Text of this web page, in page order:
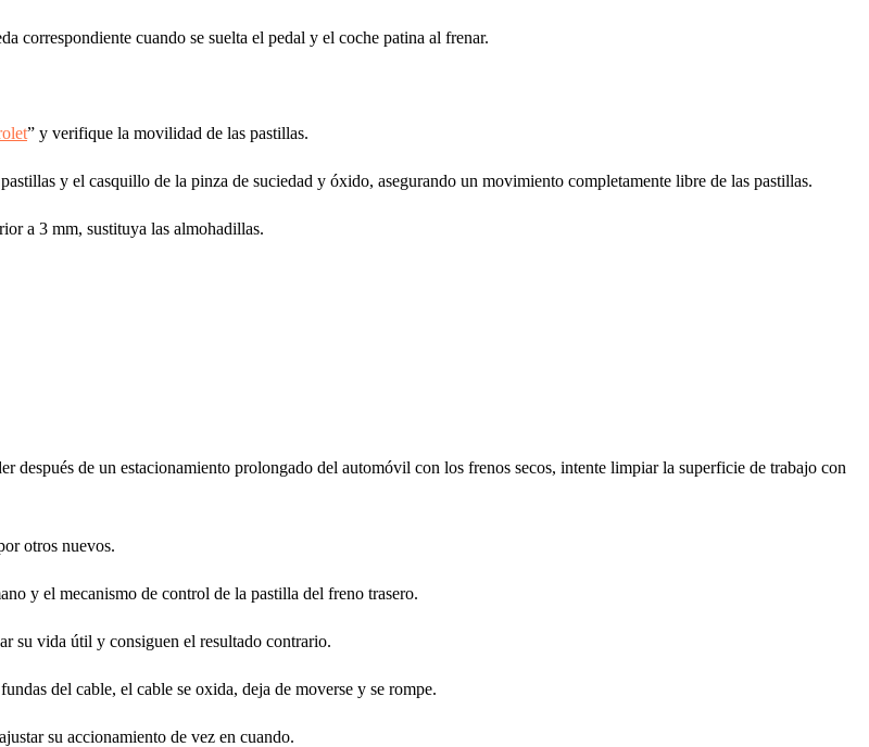
correspondiente cuando se suelta el pedal y el coche patina al frenar.
” y verifique la movilidad de las pastillas.
y el casquillo de la pinza de suciedad y óxido, asegurando un movimiento completamente libre de las pastillas.
a 3 mm, sustituya las almohadillas.
después de un estacionamiento prolongado del automóvil con los frenos secos, intente limpiar la superficie de trabajo con
otros nuevos.
y el mecanismo de control de la pastilla del freno trasero.
su vida útil y consiguen el resultado contrario.
del cable, el cable se oxida, deja de moverse y se rompe.
su accionamiento de vez en cuando.